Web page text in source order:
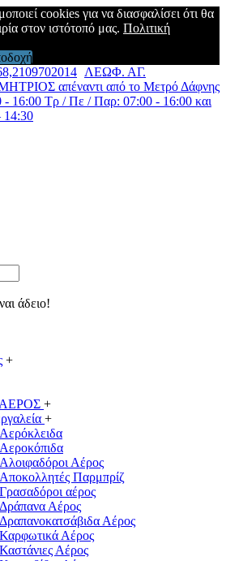
cookies για να διασφαλίσει ότι θα
στον ιστότοπό μας. Πολιτική
ΛΕΩΦ. ΑΓ.
απέναντι από το Μετρό Δάφνης
- 16:00 Τρ / Πε / Παρ: 07:00 - 16:00 και
14:30
άδειο!
+
+
+
Αερόκλειδα
Αεροκόπιδα
Αλοιφαδόροι Αέρος
Αποκολλητές Παρμπρίζ
Γρασαδόροι αέρος
Δράπανα Αέρος
Δραπανοκατσάβιδα Αέρος
Καρφωτικά Αέρος
Καστάνιες Αέρος